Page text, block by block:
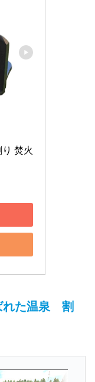
焚火
れた温泉 割